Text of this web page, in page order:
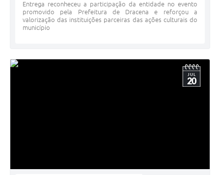
Entrega reconheceu a participação da entidade no evento
promovido pela Prefeitura de Dracena e reforçou a
valorização das instituições parceiras das ações culturais do
município
JUL
20